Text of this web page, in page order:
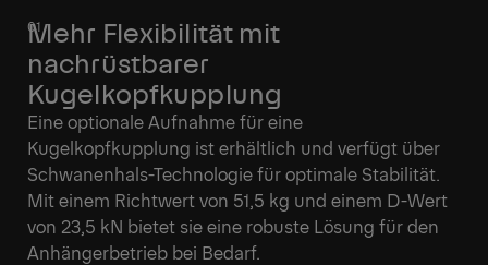
Mehr Flexibilität mit
nachrüstbarer
Kugelkopfkupplung
Eine optionale Aufnahme für eine
Kugelkopfkupplung ist erhältlich und verfügt über
Schwanenhals-Technologie für optimale Stabilität.
Mit einem Richtwert von 51,5 kg und einem D-Wert
von 23,5 kN bietet sie eine robuste Lösung für den
Anhängerbetrieb bei Bedarf.